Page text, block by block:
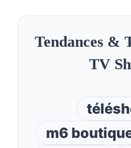
Tendances &
TV
m6